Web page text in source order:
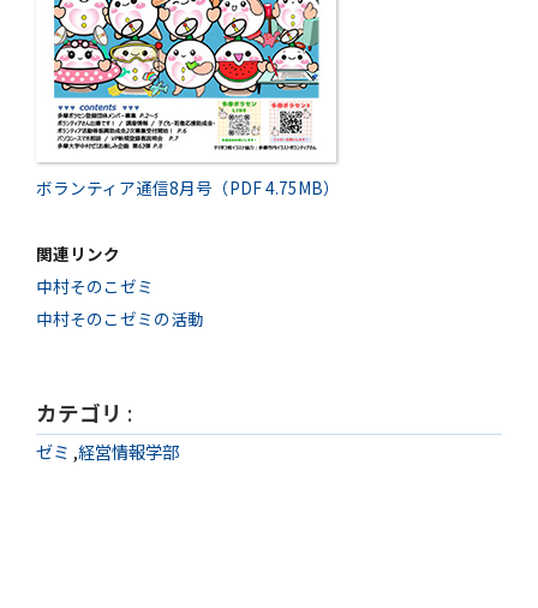
ボランティア通信8月号（PDF 4.75MB）
関連リンク
中村そのこゼミ
中村そのこゼミの活動
カテゴリ :
ゼミ ,経営情報学部